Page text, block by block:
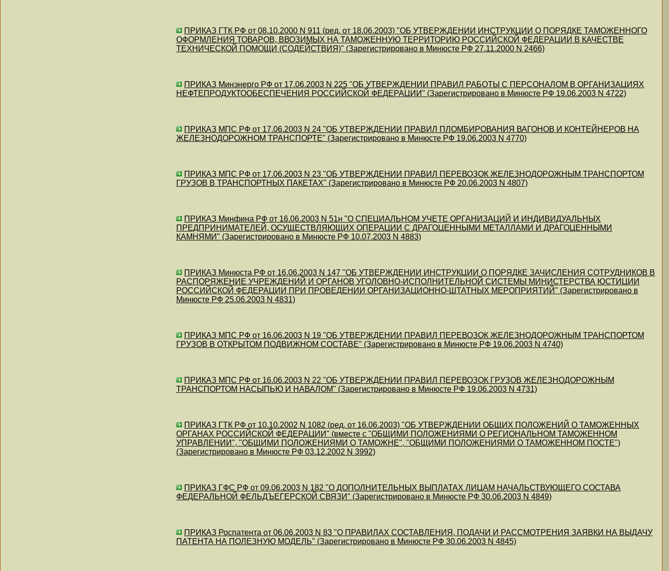
ПРИКАЗ ГТК РФ от 08.10.2000 N 911 (ред. от 18.06.2003) "ОБ УТВЕРЖДЕНИИ ИНСТРУКЦИИ О ПОРЯДКЕ ТАМОЖЕННОГО
ОФОРМЛЕНИЯ ТОВАРОВ, ВВОЗИМЫХ НА ТАМОЖЕННУЮ ТЕРРИТОРИЮ РОССИЙСКОЙ ФЕДЕРАЦИИ В КАЧЕСТВЕ
ТЕХНИЧЕСКОЙ ПОМОЩИ (СОДЕЙСТВИЯ)" (Зарегистрировано в Минюсте РФ 27.11.2000 N 2466)
ПРИКАЗ Минэнерго РФ от 17.06.2003 N 225 "ОБ УТВЕРЖДЕНИИ ПРАВИЛ РАБОТЫ С ПЕРСОНАЛОМ В ОРГАНИЗАЦИЯХ
НЕФТЕПРОДУКТООБЕСПЕЧЕНИЯ РОССИЙСКОЙ ФЕДЕРАЦИИ" (Зарегистрировано в Минюсте РФ 19.06.2003 N 4722)
ПРИКАЗ МПС РФ от 17.06.2003 N 24 "ОБ УТВЕРЖДЕНИИ ПРАВИЛ ПЛОМБИРОВАНИЯ ВАГОНОВ И КОНТЕЙНЕРОВ НА
ЖЕЛЕЗНОДОРОЖНОМ ТРАНСПОРТЕ" (Зарегистрировано в Минюсте РФ 19.06.2003 N 4770)
ПРИКАЗ МПС РФ от 17.06.2003 N 23 "ОБ УТВЕРЖДЕНИИ ПРАВИЛ ПЕРЕВОЗОК ЖЕЛЕЗНОДОРОЖНЫМ ТРАНСПОРТОМ
ГРУЗОВ В ТРАНСПОРТНЫХ ПАКЕТАХ" (Зарегистрировано в Минюсте РФ 20.06.2003 N 4807)
ПРИКАЗ Минфина РФ от 16.06.2003 N 51н "О СПЕЦИАЛЬНОМ УЧЕТЕ ОРГАНИЗАЦИЙ И ИНДИВИДУАЛЬНЫХ
ПРЕДПРИНИМАТЕЛЕЙ, ОСУЩЕСТВЛЯЮЩИХ ОПЕРАЦИИ С ДРАГОЦЕННЫМИ МЕТАЛЛАМИ И ДРАГОЦЕННЫМИ
КАМНЯМИ" (Зарегистрировано в Минюсте РФ 10.07.2003 N 4883)
ПРИКАЗ Минюста РФ от 16.06.2003 N 147 "ОБ УТВЕРЖДЕНИИ ИНСТРУКЦИИ О ПОРЯДКЕ ЗАЧИСЛЕНИЯ СОТРУДНИКОВ В
РАСПОРЯЖЕНИЕ УЧРЕЖДЕНИЙ И ОРГАНОВ УГОЛОВНО-ИСПОЛНИТЕЛЬНОЙ СИСТЕМЫ МИНИСТЕРСТВА ЮСТИЦИИ
РОССИЙСКОЙ ФЕДЕРАЦИИ ПРИ ПРОВЕДЕНИИ ОРГАНИЗАЦИОННО-ШТАТНЫХ МЕРОПРИЯТИЙ" (Зарегистрировано в
Минюсте РФ 25.06.2003 N 4831)
ПРИКАЗ МПС РФ от 16.06.2003 N 19 "ОБ УТВЕРЖДЕНИИ ПРАВИЛ ПЕРЕВОЗОК ЖЕЛЕЗНОДОРОЖНЫМ ТРАНСПОРТОМ
ГРУЗОВ В ОТКРЫТОМ ПОДВИЖНОМ СОСТАВЕ" (Зарегистрировано в Минюсте РФ 19.06.2003 N 4740)
ПРИКАЗ МПС РФ от 16.06.2003 N 22 "ОБ УТВЕРЖДЕНИИ ПРАВИЛ ПЕРЕВОЗОК ГРУЗОВ ЖЕЛЕЗНОДОРОЖНЫМ
ТРАНСПОРТОМ НАСЫПЬЮ И НАВАЛОМ" (Зарегистрировано в Минюсте РФ 19.06.2003 N 4731)
ПРИКАЗ ГТК РФ от 10.10.2002 N 1082 (ред. от 16.06.2003) "ОБ УТВЕРЖДЕНИИ ОБЩИХ ПОЛОЖЕНИЙ О ТАМОЖЕННЫХ
ОРГАНАХ РОССИЙСКОЙ ФЕДЕРАЦИИ" (вместе с "ОБЩИМИ ПОЛОЖЕНИЯМИ О РЕГИОНАЛЬНОМ ТАМОЖЕННОМ
УПРАВЛЕНИИ", "ОБЩИМИ ПОЛОЖЕНИЯМИ О ТАМОЖНЕ", "ОБЩИМИ ПОЛОЖЕНИЯМИ О ТАМОЖЕННОМ ПОСТЕ")
(Зарегистрировано в Минюсте РФ 03.12.2002 N 3992)
ПРИКАЗ ГФС РФ от 09.06.2003 N 182 "О ДОПОЛНИТЕЛЬНЫХ ВЫПЛАТАХ ЛИЦАМ НАЧАЛЬСТВУЮЩЕГО СОСТАВА
ФЕДЕРАЛЬНОЙ ФЕЛЬДЪЕГЕРСКОЙ СВЯЗИ" (Зарегистрировано в Минюсте РФ 30.06.2003 N 4849)
ПРИКАЗ Роспатента от 06.06.2003 N 83 "О ПРАВИЛАХ СОСТАВЛЕНИЯ, ПОДАЧИ И РАССМОТРЕНИЯ ЗАЯВКИ НА ВЫДАЧУ
ПАТЕНТА НА ПОЛЕЗНУЮ МОДЕЛЬ" (Зарегистрировано в Минюсте РФ 30.06.2003 N 4845)